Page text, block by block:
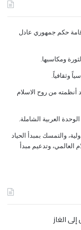
ﺣﻜﻢ ﺟﻤﻬﻮﺭﻱ ﻋﺎﺩﻝ
ﻭﻣﻜﺎﺳﺒﻬﺎ.
ﻭﺛﻘﺎﻓﻴﺎً.
ﺃﻧﻈﻤﺘﻪ ﻣﻦ ﺭﻭﺡ ﺍﻻﺳﻼﻡ
ﺍﻟﻌﺮﺑﻴﺔ ﺍﻟﺸﺎﻣﻠﺔ.
ﻭﺍﻟﺘﻤﺴﻚ ﺑﻤﺒﺪﺃ ﺍﻟﺤﻴﺎﺩ
ﺍﻟﻌﺎﻟﻤﻲ، ﻭﺗﺪﻋﻴﻢ ﻣﺒﺪﺃ
الغاز